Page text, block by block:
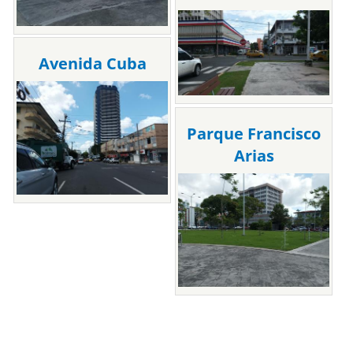
Avenida Cuba
Parque Francisco
Arias